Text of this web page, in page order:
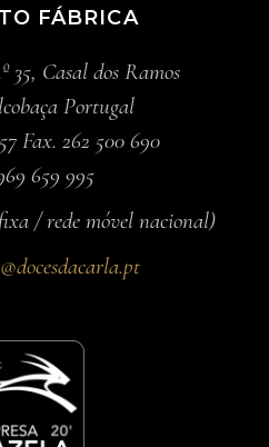
FÁBRICA
Casal dos Ramos
Portugal
Fax. 262 500 690
659 995
/ rede móvel nacional)